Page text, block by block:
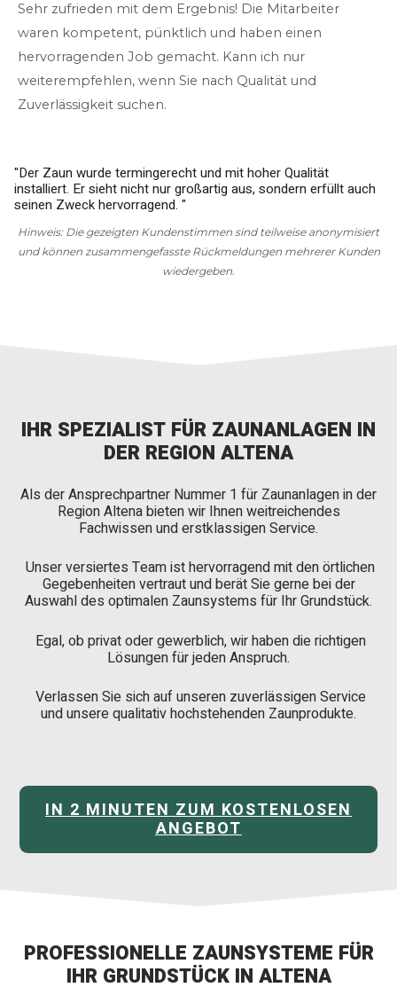
Sehr zufrieden mit dem Ergebnis! Die Mitarbeiter
waren kompetent, pünktlich und haben einen
hervorragenden Job gemacht. Kann ich nur
weiterempfehlen, wenn Sie nach Qualität und
Zuverlässigkeit suchen.
erfüllt auch
"Ich kann die Zaunbauer uneingeschränkt empfehlen
werde sie definitiv weiterempfehlen. Vielen Dank für
großartige Arbeit!"
Hinweis: Die gezeigten Kundenstimmen sind teilweise anonymisiert
und können zusammengefasste Rückmeldungen mehrerer Kunden
wiedergeben.
IHR SPEZIALIST FÜR ZAUNANLAGEN IN
DER REGION ALTENA
Als der Ansprechpartner Nummer 1 für Zaunanlagen in der
Region Altena bieten wir Ihnen weitreichendes
Fachwissen und erstklassigen Service.
Unser versiertes Team ist hervorragend mit den örtlichen
Gegebenheiten vertraut und berät Sie gerne bei der
Auswahl des optimalen Zaunsystems für Ihr Grundstück.
Egal, ob privat oder gewerblich, wir haben die richtigen
Lösungen für jeden Anspruch.
Verlassen Sie sich auf unseren zuverlässigen Service
und unsere qualitativ hochstehenden Zaunprodukte.
IN 2 MINUTEN ZUM KOSTENLOSEN
ANGEBOT
PROFESSIONELLE ZAUNSYSTEME FÜR
IHR GRUNDSTÜCK IN ALTENA